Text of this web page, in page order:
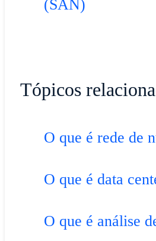
(SAN)
Tópicos
O que é rede de
O que é data
O que é análise